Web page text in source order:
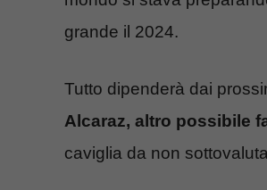
grande il 2024.
Tutto dipenderà dai
Alcaraz, altro possibile
caviglia da non